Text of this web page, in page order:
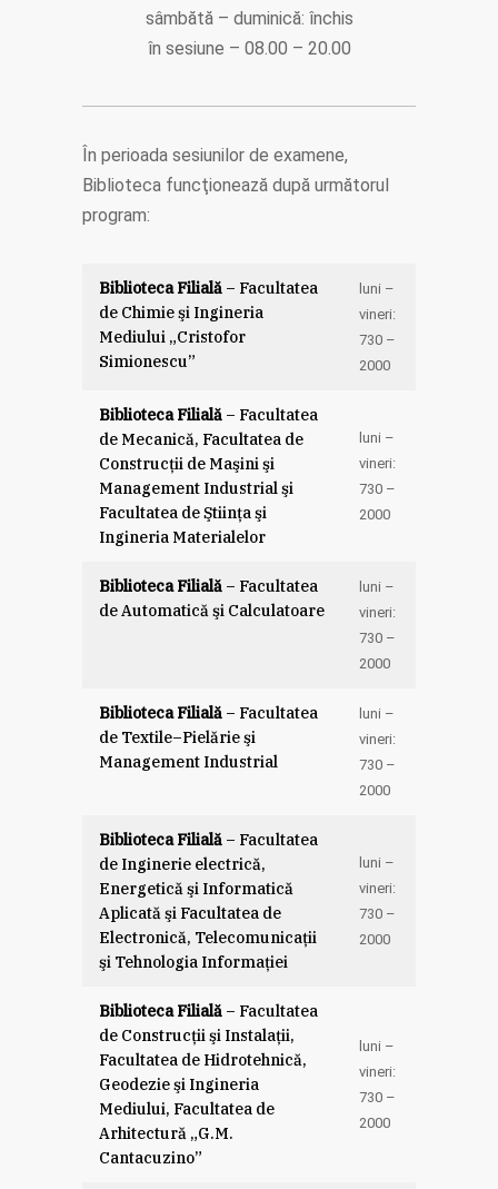
sâmbătă – duminică: închis
în sesiune – 08.00 – 20.00
În perioada sesiunilor de examene,
Biblioteca funcţionează după următorul
program:
Biblioteca Filială – Facultatea
de Chimie şi Ingineria
Mediului „Cristofor
Simionescu”
luni –
vineri:
730 –
2000
Biblioteca Filială – Facultatea
de Mecanică, Facultatea de
Construcţii de Maşini şi
Management Industrial şi
Facultatea de Ştiinţa şi
Ingineria Materialelor
luni –
vineri:
730 –
2000
Biblioteca Filială – Facultatea
de Automatică şi Calculatoare
luni –
vineri:
730 –
2000
Biblioteca Filială – Facultatea
de Textile–Pielărie şi
Management Industrial
luni –
vineri:
730 –
2000
Biblioteca Filială – Facultatea
de Inginerie electrică,
Energetică şi Informatică
Aplicată şi Facultatea de
Electronică, Telecomunicaţii
şi Tehnologia Informaţiei
luni –
vineri:
730 –
2000
Biblioteca Filială – Facultatea
de Construcţii şi Instalaţii,
Facultatea de Hidrotehnică,
Geodezie şi Ingineria
Mediului, Facultatea de
Arhitectură „G.M.
Cantacuzino”
luni –
vineri:
730 –
2000